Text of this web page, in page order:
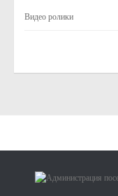
Реестр мест
Видео ролики